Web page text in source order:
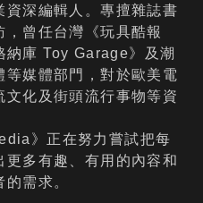
資深編輯人。專擅雜誌書
曾任台灣《玩具酷報
納庫 Toy Garage》及潮
媒體部門，對於歐美電
化及街頭流行事物等資
》正在努力嘗試把每
多有趣、有用的內容和
需求。